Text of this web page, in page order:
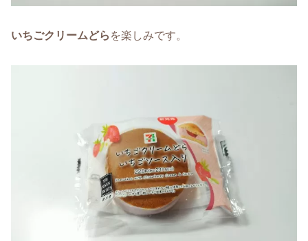
いちごクリームどら を楽しみです。